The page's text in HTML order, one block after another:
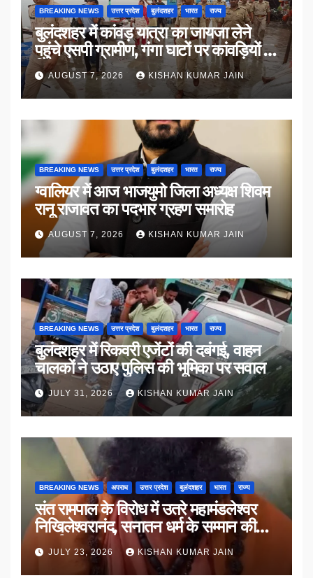
BREAKING NEWS उत्तर प्रदेश बुलंदशहर भारत राज्य
बुलंदशहर में कांवड़ यात्रा का जायजा लेने
पहुंचे एसपी ग्रामीण, गंगा घाटों पर कांवड़ियों से
किया संवाद
AUGUST 7, 2026 KISHAN KUMAR JAIN
BREAKING NEWS उत्तर प्रदेश बुलंदशहर भारत राज्य
ग्वालियर में आज भाजयुमो जिला अध्यक्ष शिवम
रानू राजावत का पदभार ग्रहण समारोह
AUGUST 7, 2026 KISHAN KUMAR JAIN
BREAKING NEWS उत्तर प्रदेश बुलंदशहर भारत राज्य
बुलंदशहर में रिकवरी एजेंटों की दबंगई, वाहन
चालकों ने उठाए पुलिस की भूमिका पर सवाल
JULY 31, 2026 KISHAN KUMAR JAIN
BREAKING NEWS अपराध उत्तर प्रदेश बुलंदशहर भारत राज्य
संत रामपाल के विरोध में उतरे महामंडलेश्वर
निखिलेश्वरानंद, सनातन धर्म के सम्मान की
उठाई मांग
JULY 23, 2026 KISHAN KUMAR JAIN